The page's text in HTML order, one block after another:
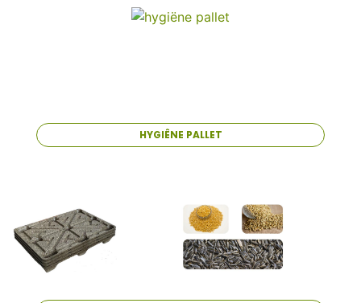
HYGIÊNE PALLET